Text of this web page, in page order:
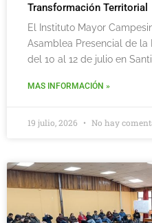
Transformación Territorial
El Instituto Mayor
Asamblea Presencial de la
del 10 al 12 de julio en
MAS INFORMACIÓN »
19 julio, 2026 No hay